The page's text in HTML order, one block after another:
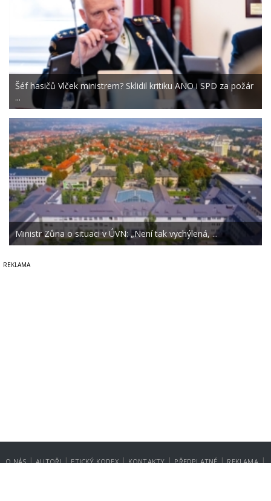
Šéf hasičů Vlček ministrem? Sklidil kritiku ANO i SPD za požár
...
Ministr Zůna o situaci v ÚVN: „Není tak vychýlená, ...
O NÁS | AUTOŘI | ETICKÝ KODEX | KONTAKTY | PŘEDPLATNÉ | REKLAMA |